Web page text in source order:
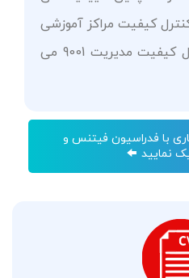
کیفیت مراکز آموزشی
ایزو 21001 و همچنین کنترل کیفیت مدیریت 9001 می
با فدراسیون فیتنس و
نمایید